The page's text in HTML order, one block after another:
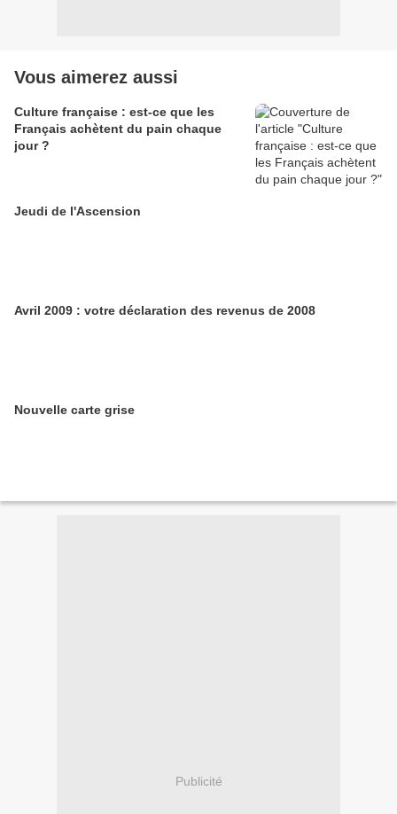
Vous aimerez aussi
Culture française : est-ce que les
Français achètent du pain chaque
jour ?
Jeudi de l'Ascension
Avril 2009 : votre déclaration des revenus de 2008
Nouvelle carte grise
Publicité